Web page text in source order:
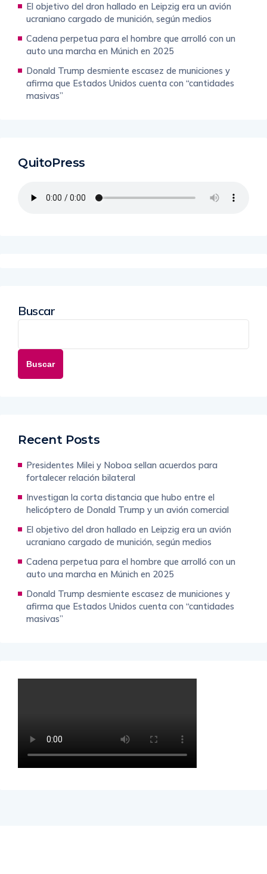
El objetivo del dron hallado en Leipzig era un avión
ucraniano cargado de munición, según medios
Cadena perpetua para el hombre que arrolló con un
auto una marcha en Múnich en 2025
Donald Trump desmiente escasez de municiones y
afirma que Estados Unidos cuenta con “cantidades
masivas”
QuitoPress
Buscar
Buscar
Recent Posts
Presidentes Milei y Noboa sellan acuerdos para
fortalecer relación bilateral
Investigan la corta distancia que hubo entre el
helicóptero de Donald Trump y un avión comercial
El objetivo del dron hallado en Leipzig era un avión
ucraniano cargado de munición, según medios
Cadena perpetua para el hombre que arrolló con un
auto una marcha en Múnich en 2025
Donald Trump desmiente escasez de municiones y
afirma que Estados Unidos cuenta con “cantidades
masivas”